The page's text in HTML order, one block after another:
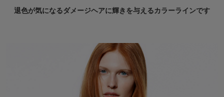
退色が気になるダメージヘアに輝きを与えるカラーラインです